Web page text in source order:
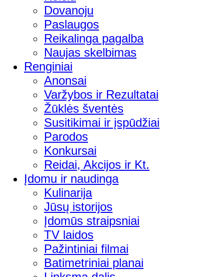
Dovanoju
Paslaugos
Reikalinga pagalba
Naujas skelbimas
Renginiai
Anonsai
Varžybos ir Rezultatai
Žūklės šventės
Susitikimai ir įspūdžiai
Parodos
Konkursai
Reidai, Akcijos ir Kt.
Įdomu ir naudinga
Kulinarija
Jūsų istorijos
Įdomūs straipsniai
TV laidos
Pažintiniai filmai
Batimetriniai planai